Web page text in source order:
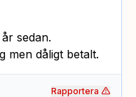
sedan.
men dåligt betalt.
Rapportera